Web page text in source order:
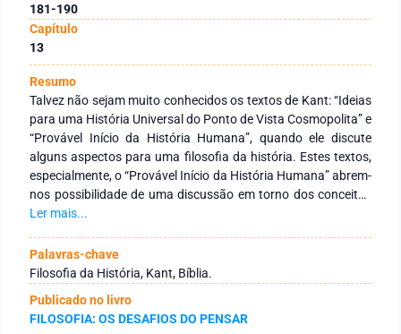
181-190
Capítulo
13
Resumo
Talvez não sejam muito conhecidos os textos de Kant: “Ideias
para uma História Universal do Ponto de Vista Cosmopolita” e
“Provável Início da História Humana”, quando ele discute
alguns aspectos para uma filosofia da história. Estes textos,
especialmente, o “Provável Início da História Humana” abrem-
nos possibilidade de uma discussão em torno dos conceitos
de história provável e história criada. Considerando que “um
predisposição original na natureza humana é, portanto, algo
inteiramente diferente do que um relato histórico da evolução
dessa liberdade, um relato que só pode ser baseado em
informações históricas” (KANT, 2012, p. 46), podemos dizer
com Kant, que não há como fazer uma Historiografia
Ler mais...
Palavras-chave
Filosofia da História, Kant, Bíblia.
Publicado no livro
FILOSOFIA: OS DESAFIOS DO PENSAR